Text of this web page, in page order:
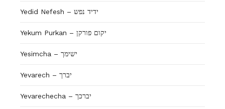
Yedid Nefesh – ידיד נפש
Yekum Purkan – יקום פורקן
Yesimcha – ישימך
Yevarech – יברך
Yevarechecha – יברכך